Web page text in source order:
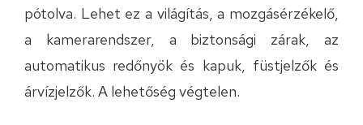
pótolva. Lehet ez a világítás, a mozgásérzékelő,
a kamerarendszer, a biztonsági zárak, az
automatikus redőnyök és kapuk, füstjelzők és
árvízjelzők. A lehetőség végtelen.